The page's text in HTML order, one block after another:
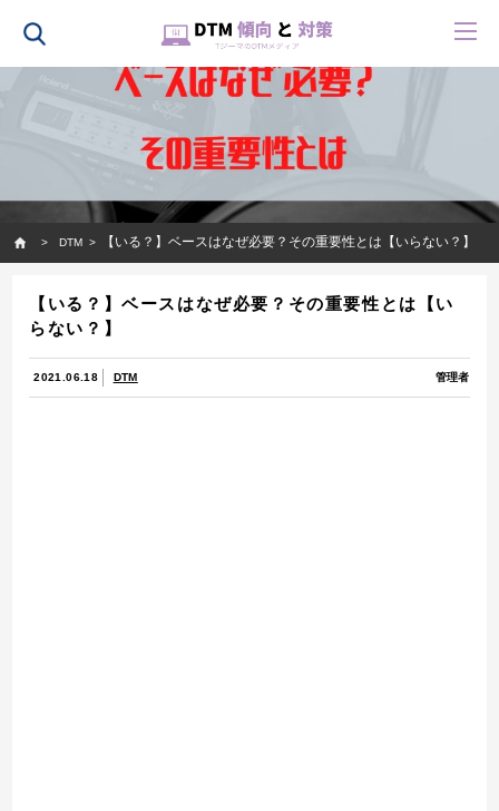
DTM
【いる？】ベースはなぜ必要？その重要性とは【いらない？】
【いる？】ベースはなぜ必要？その重要性とは【い
らない？】
2021.06.18 DTM 管理者